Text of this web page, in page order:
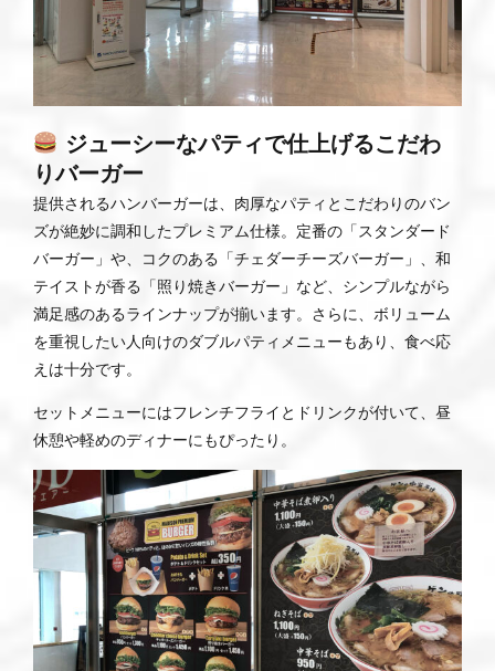
ジューシーなパティで仕上げるこだわ
りバーガー
提供されるハンバーガーは、肉厚なパティとこだわりのバン
ズが絶妙に調和したプレミアム仕様。定番の「スタンダード
バーガー」や、コクのある「チェダーチーズバーガー」、和
テイストが香る「照り焼きバーガー」など、シンプルながら
満足感のあるラインナップが揃います。さらに、ボリューム
を重視したい人向けのダブルパティメニューもあり、食べ応
えは十分です。
セットメニューにはフレンチフライとドリンクが付いて、昼
休憩や軽めのディナーにもぴったり。